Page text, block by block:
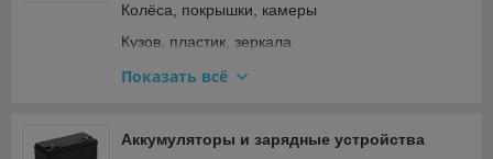
Тормозная система
Трансмиссия (сцепление, вариатор, цепи)
Электрооборудование и зажигание
Колёса, покрышки, камеры
Кузов, пластик, зеркала
Освещение и поворотники
Прочее
Показать всё
Аккумуляторы и зарядные устройства